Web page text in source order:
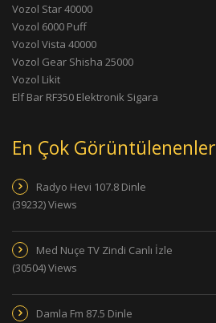
Vozol Star 40000
Vozol 6000 Puff
Vozol Vista 40000
Vozol Gear Shisha 25000
Vozol Likit
Elf Bar RF350 Elektronik Sigara
En Çok Görüntülenenler
Radyo Hevi 107.8 Dinle
(39232) Views
Med Nuçe TV Zindi Canlı İzle
(30504) Views
Damla Fm 87.5 Dinle